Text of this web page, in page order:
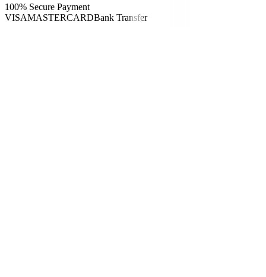
100% Secure Payment
VISAMASTERCARDBank Transfer